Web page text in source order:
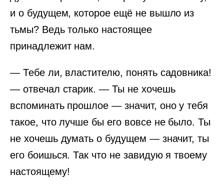
и о будущем, которое ещё не вышло из
тьмы? Ведь только настоящее
принадлежит нам.
— Тебе ли, властителю, понять садовника!
— отвечал старик. — Ты не хочешь
вспоминать прошлое — значит, оно у тебя
такое, что лучше бы его вовсе не было. Ты
не хочешь думать о будущем — значит, ты
его боишься. Так что не завидую я твоему
настоящему!